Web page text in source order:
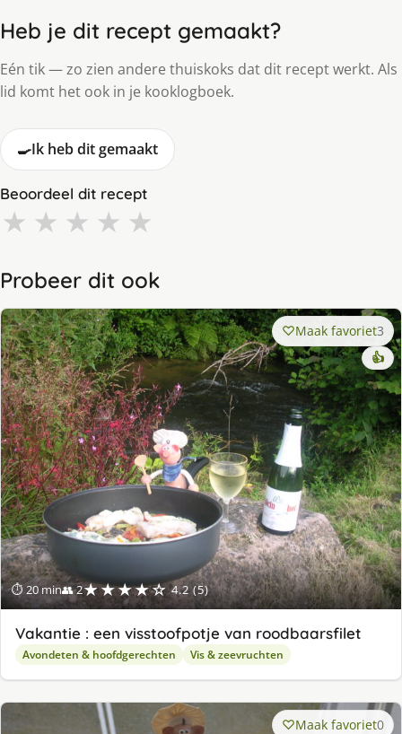
Heb je dit recept gemaakt?
Eén tik — zo zien andere thuiskoks dat dit recept werkt. Als
lid komt het ook in je kooklogboek.
🍳Ik heb dit gemaakt
Beoordeel dit recept
★ ★ ★ ★ ★
Probeer dit ook
⏱ 20 min👥 2★★★★☆ 4.2 (5)
Maak favoriet3
👍
Vakantie : een visstoofpotje van roodbaarsfilet
Avondeten & hoofdgerechten Vis & zeevruchten
Maak favoriet0